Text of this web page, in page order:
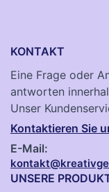
KONTAKT
Eine Frage oder
antworten
Unser
Kontaktieren Sie
E-Mail:
UNSERE